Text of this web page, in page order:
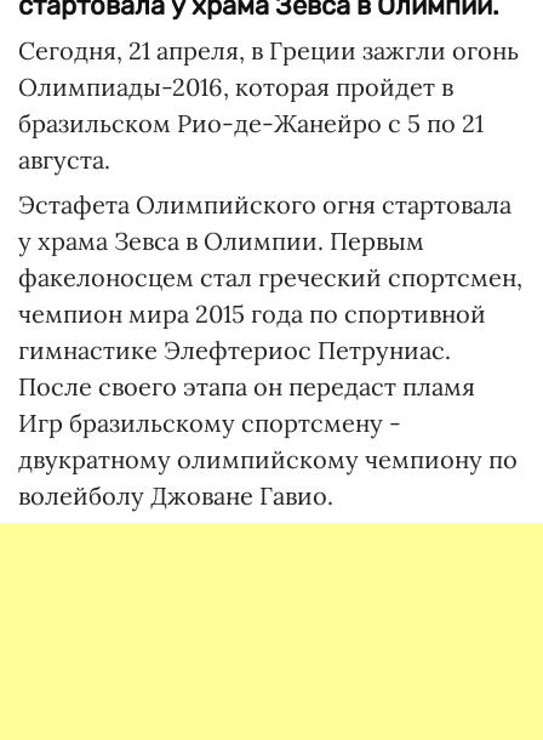
Сегодня, 21 апреля, в Греции зажгли огонь
Олимпиады-2016, которая пройдет в
бразильском Рио-де-Жанейро с 5 по 21
августа.
Эстафета Олимпийского огня стартовала
у храма Зевса в Олимпии. Первым
факелоносцем стал греческий спортсмен,
чемпион мира 2015 года по спортивной
гимнастике Элефтериос Петруниас.
После своего этапа он передаст пламя
Игр бразильскому спортсмену -
двукратному олимпийскому чемпиону по
волейболу Джоване Гавио.